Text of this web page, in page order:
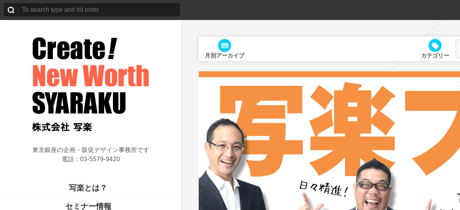
東京銀座の企画・販促デザイン事務所です
電話：03-5579-9420
写楽とは？
セミナー情報
月別アーカイブ カテゴリー